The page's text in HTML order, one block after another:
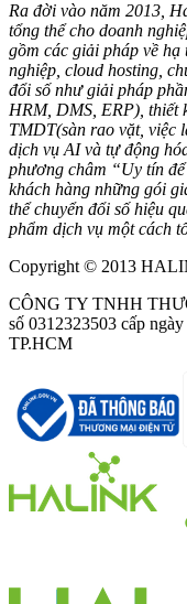
Ra đời vào năm 2013,
tổng thể cho doanh
gồm các giải pháp về hạ
nghiệp, cloud hosting,
đổi số như giải pháp
HRM, DMS, ERP), thiết
TMDT(sàn rao vặt, việc
dịch vụ AI và tự động
phương châm “Uy tín
khách hàng những gói
thể chuyển đổi số hiệu
phẩm dịch vụ một cách
Copyright © 2013
CÔNG TY TNHH
số 0312323503 cấp
TP.HCM